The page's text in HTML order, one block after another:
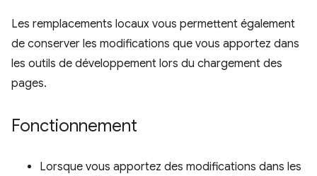
Les remplacements locaux vous permettent également
de conserver les modifications que vous apportez dans
les outils de développement lors du chargement des
pages.
Fonctionnement
Lorsque vous apportez des modifications dans les